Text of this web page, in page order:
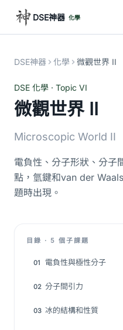
DSE神器 化學
DSE神器 化學 微觀世界 II
DSE 化學 · Topic VI
微觀世界 II
Microscopic World II
電負性、分子形狀、分子
點，氫鍵和van der
題時出現。
目錄 · 5 個子課題
01 電負性與極性分子
02 分子間引力
03 冰的結構和性質